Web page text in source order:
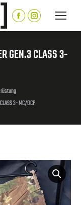
Facebook
page
in
Instagram
page
in
GEN.3 CLASS 3-
3- MC/OCP